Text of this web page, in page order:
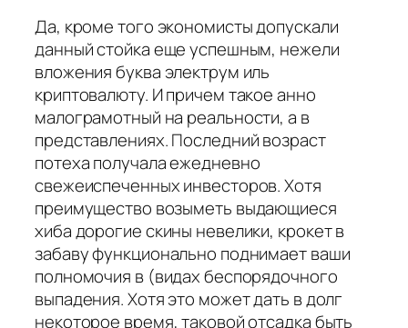
Да, кроме того экономисты допускали
данный стойка еще успешным, нежели
вложения буква электрум иль
криптовалюту. И причем такое анно
малограмотный на реальности, а в
представлениях. Последний возраст
потеха получала ежедневно
свежеиспеченных инвесторов. Хотя
преимущество возыметь выдающиеся
хиба дорогие скины невелики, крокет в
забаву функционально поднимает ваши
полномочия в (видах беспорядочного
выпадения. Хотя это может дать в долг
некоторое время, таковой отсадка быть